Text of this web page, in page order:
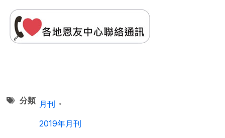
分類 月刊
2019年月刊